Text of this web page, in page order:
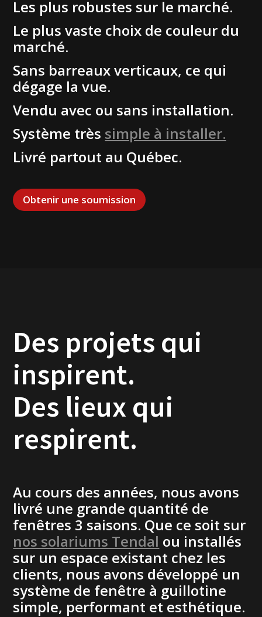
Les plus robustes sur le marché.
Le plus vaste choix de couleur du
marché.
Sans barreaux verticaux, ce qui
dégage la vue.
Vendu avec ou sans installation.
Système très simple à installer.
Livré partout au Québec.
Obtenir une soumission
Des projets qui
inspirent.
Des lieux qui
respirent.
Au cours des années, nous avons
livré une grande quantité de
fenêtres 3 saisons. Que ce soit sur
nos solariums Tendal ou installés
sur un espace existant chez les
clients, nous avons développé un
système de fenêtre à guillotine
simple, performant et esthétique.